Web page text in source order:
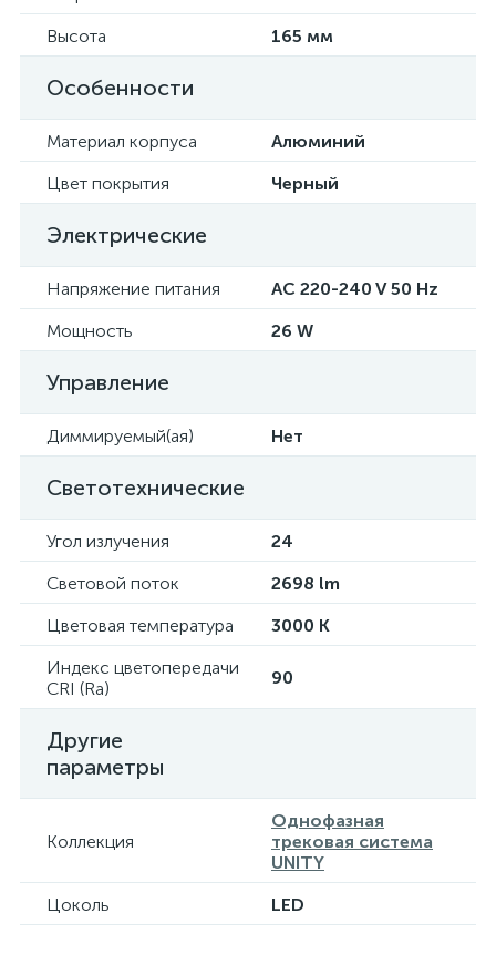
Высота
165 мм
Особенности
Материал корпуса
Алюминий
Цвет покрытия
Черный
Электрические
Напряжение питания
AC 220-240 V 50 Hz
Мощность
26 W
Управление
Диммируемый(ая) Нет
Светотехнические
Угол излучения
24
Световой поток
2698 lm
Цветовая температура
3000 K
Индекс цветопередачи
CRI (Ra)
90
Другие
параметры
Коллекция
Однофазная
трековая система
UNITY
Цоколь
LED